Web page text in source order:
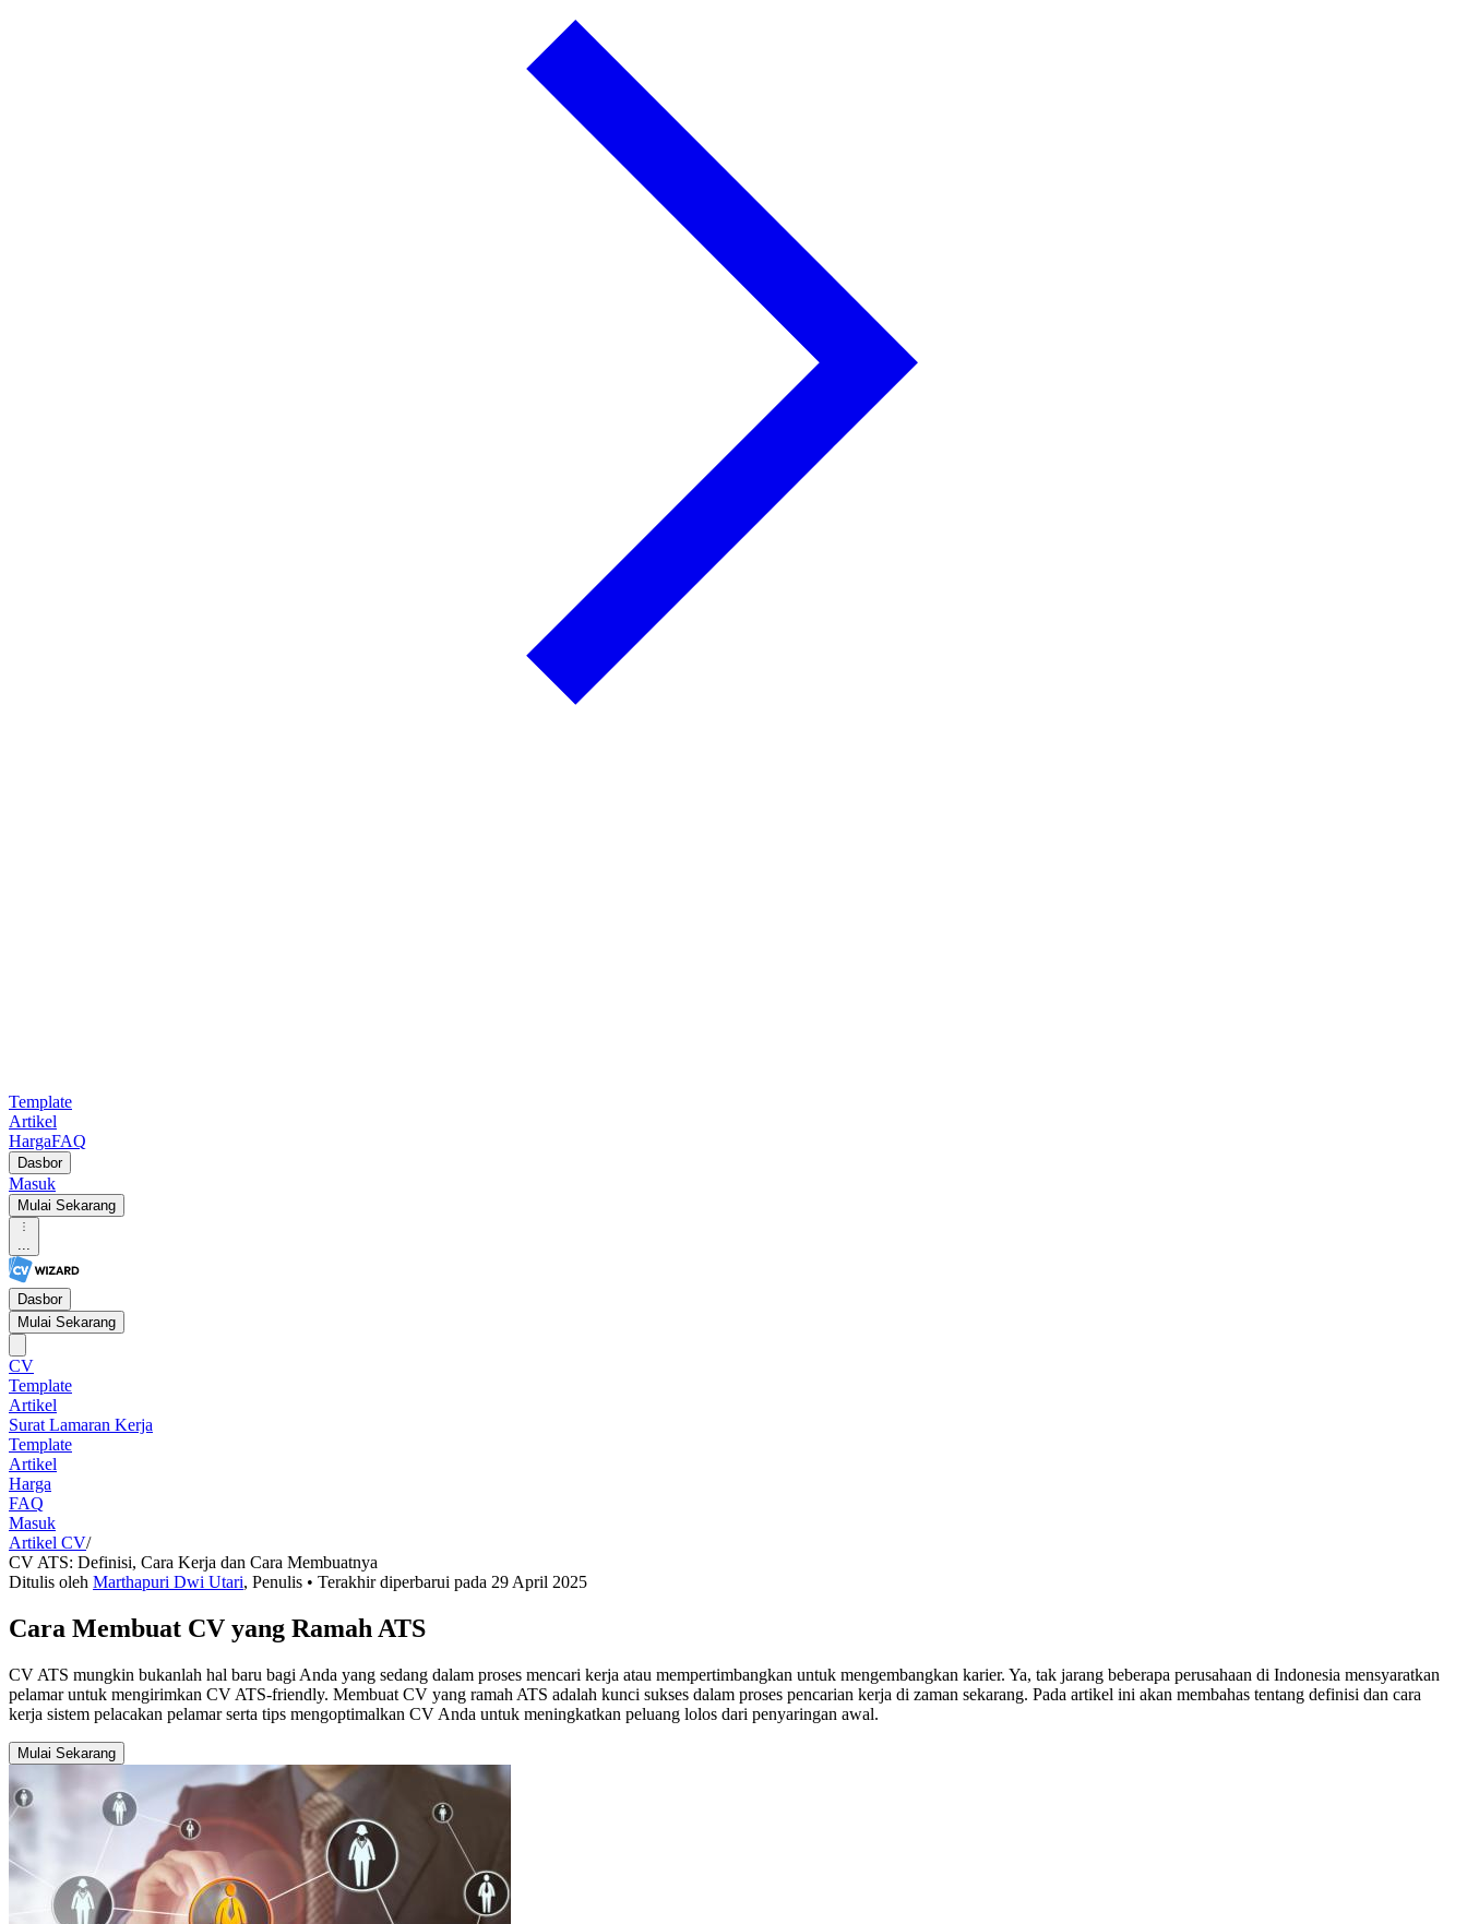
Template
Artikel
HargaFAQ
Dasbor
Masuk
Mulai Sekarang
...
Dasbor
Mulai Sekarang
CV
Template
Artikel
Surat Lamaran Kerja
Template
Artikel
Harga
FAQ
Masuk
Artikel CV/
CV ATS: Definisi, Cara Kerja dan Cara Membuatnya
Ditulis oleh Marthapuri Dwi Utari, Penulis • Terakhir diperbarui pada 29 April 2025
Cara Membuat CV yang Ramah ATS
CV ATS mungkin bukanlah hal baru bagi Anda yang sedang dalam proses mencari kerja atau mempertimbangkan untuk mengembangkan karier. Ya, tak jarang beberapa perusahaan di Indonesia mensyaratkan
pelamar untuk mengirimkan CV ATS-friendly. Membuat CV yang ramah ATS adalah kunci sukses dalam proses pencarian kerja di zaman sekarang. Pada artikel ini akan membahas tentang definisi dan cara
kerja sistem pelacakan pelamar serta tips mengoptimalkan CV Anda untuk meningkatkan peluang lolos dari penyaringan awal.
Mulai Sekarang